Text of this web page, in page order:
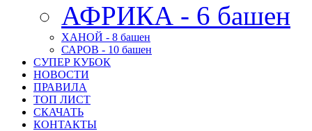
АФРИКА - 6 башен
ХАНОЙ - 8 башен
САРОВ - 10 башен
СУПЕР КУБОК
НОВОСТИ
ПРАВИЛА
ТОП ЛИСТ
СКАЧАТЬ
КОНТАКТЫ